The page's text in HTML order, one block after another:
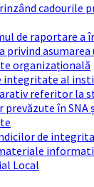
cadourile
de raportare a
privind asumarea
organizațională
integritate al
referitor la
prevăzute în SNA
de
Local